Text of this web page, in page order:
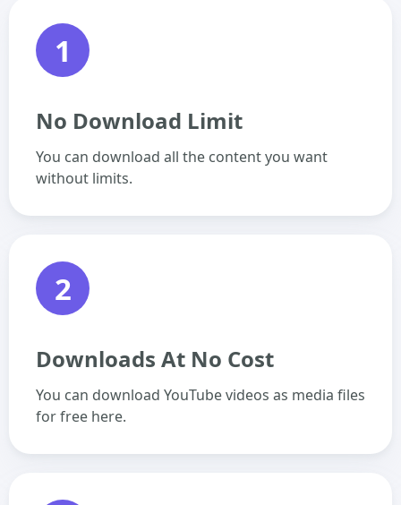
1
No Download Limit
You can download all the content you want
without limits.
2
Downloads At No Cost
You can download YouTube videos as media files
for free here.